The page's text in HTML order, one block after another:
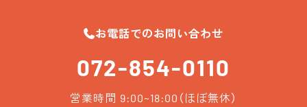
お電話でのお問い合わせ
072-854-0110
営業時間 9:00~18:00（ほぼ無休）